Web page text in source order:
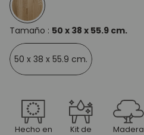
Tamaño : 50 x 38 x 55.9 cm.
50 x 38 x 55.9 cm.
Hecho en
Kit de
Madera